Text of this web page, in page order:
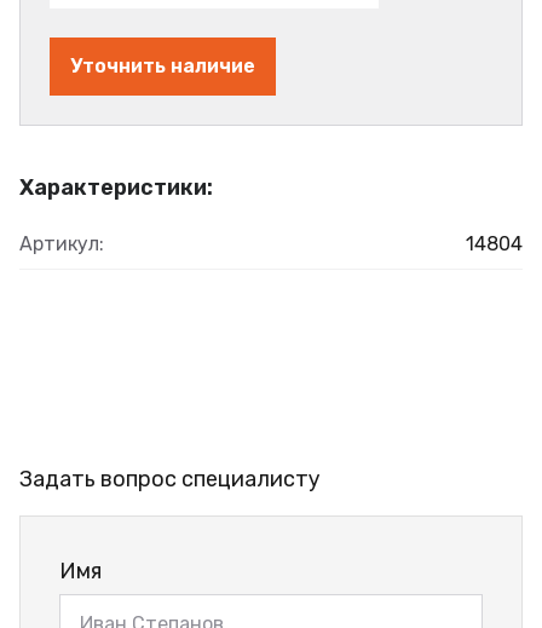
Характеристики:
Артикул: 14804
Уточнить наличие
Задать вопрос специалисту
Имя